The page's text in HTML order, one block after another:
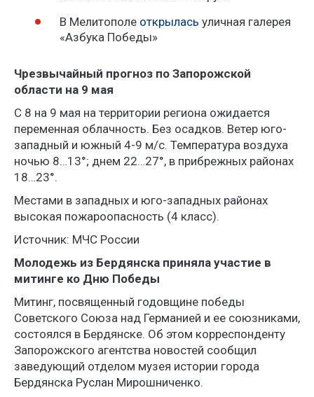
В Мелитополе открылась уличная галерея
«Азбука Победы»
Чрезвычайный прогноз по Запорожской
области на 9 мая
С 8 на 9 мая на территории региона ожидается
переменная облачность. Без осадков. Ветер юго-
западный и южный 4-9 м/с. Температура воздуха
ночью 8…13°; днем 22…27°, в прибрежных районах
18…23°.
Местами в западных и юго-западных районах
высокая пожароопасность (4 класс).
Источник: МЧС России
Молодежь из Бердянска приняла участие в
митинге ко Дню Победы
Митинг, посвященный годовщине победы
Советского Союза над Германией и ее союзниками,
состоялся в Бердянске. Об этом корреспонденту
Запорожского агентства новостей сообщил
заведующий отделом музея истории города
Бердянска Руслан Мирошниченко.